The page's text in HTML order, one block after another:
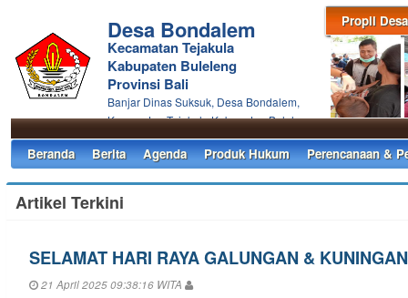
Propil Desa
Desa Bondalem
Kecamatan Tejakula
Kabupaten Buleleng
Provinsi Bali
Banjar Dinas Suksuk, Desa Bondalem,
Kecamatan Tejakula Kabupaten Buleleng
Beranda Berita Agenda Produk Hukum Perencanaan &
Artikel Terkini
SELAMAT HARI RAYA GALUNGAN &
21 April 2025 09:38:16 WITA